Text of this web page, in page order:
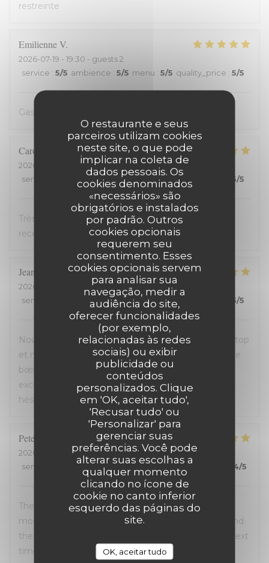
O restaurante e seus
parceiros utilizam cookies
neste site, o que pode
implicar na coleta de
dados pessoais. Os
cookies denominados
«necessários» são
obrigatórios e instalados
por padrão. Outros
cookies opcionais
requerem seu
consentimento. Esses
cookies opcionais servem
para analisar sua
navegação, medir a
audiência do site,
oferecer funcionalidades
(por exemplo,
relacionadas às redes
sociais) ou exibir
publicidade ou
conteúdos
personalizados. Clique
em 'OK, aceitar tudo',
'Recusar tudo' ou
'Personalizar' para
gerenciar suas
preferências. Você pode
alterar suas escolhas a
qualquer momento
clicando no ícone de
cookie no canto inferior
esquerdo das páginas do
site.
OK, aceitar tudo
restreinte
EmilienneV
2026-07-19 - 19:30 - guests 2
service : 5/5 ambience : 5/5 menu : 5/5 quality_price : 5/5
Gastvrij, gezellig, heerlijk
Carole
2026-07-18
- 21:00 - guests 2
service
ambience /5 quality_price 5/5
Très bon accueil et cuisine excellente. On
recommande !
Jean-David F
2026-07-13
- 20:30 - guests 2
service
ambience:5/5 menu 5/5 5/5
Nous avons passé une excellente soirée, service au top
et nourriture de très bonne qualité. J’ai pris la cote de
bœuf et je me suis régalé. Les frites étaient aussi
excellentes. Nous recommandons sans aucune
hésitation.
Peter
2026-07-12
- 14:00 - guests 2
service
ambience : 5/5 menu : 5/5 quality_price 4/5
The entire experience was wonderful: the staff were
most helpful, the ambiance was “Old Lille” charm, and
the food was superb. We will definately return the next
time we are in Lille